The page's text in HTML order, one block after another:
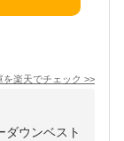
を楽天でチェック >>
ダウンベスト